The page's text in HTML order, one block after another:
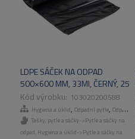
LDPE SÁČEK NA ODPAD
500×600 MM, 33MI, ČERNÝ, 25
KS/ROLE, 10ROL/KART
103020200588
Hygiena a úklid, Odpadní pytle, Odpadní pytle
Tašky, pytle a sáčky->Pytle a sáčky na
odpad, Hygiena a úklid->Pytle a sáčky na